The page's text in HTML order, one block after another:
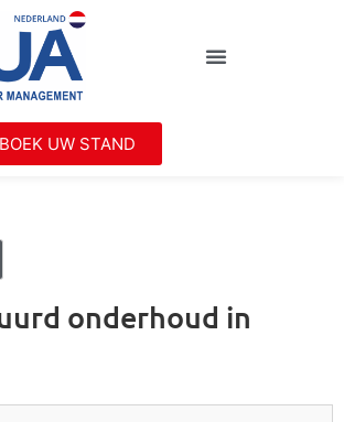
BOEK UW STAND
onderhoud in